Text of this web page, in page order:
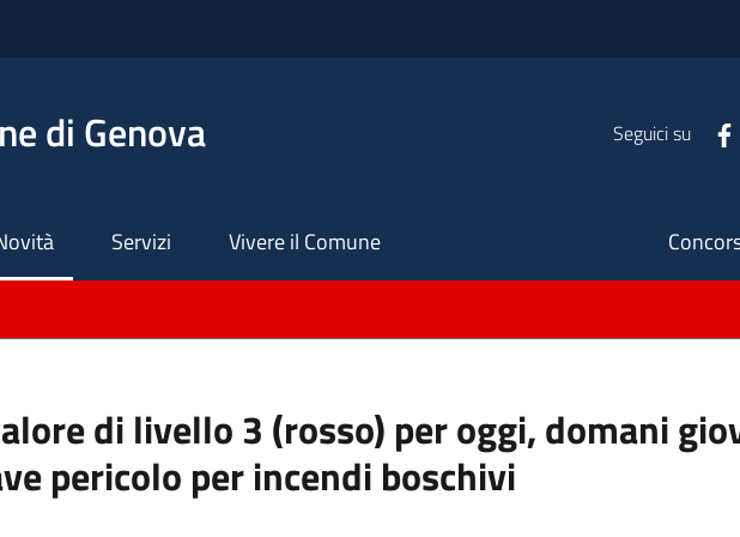
di Genova Seguici su
Servizi Vivere il Comune
di livello 3 (rosso) per oggi, domani
pericolo per incendi boschivi